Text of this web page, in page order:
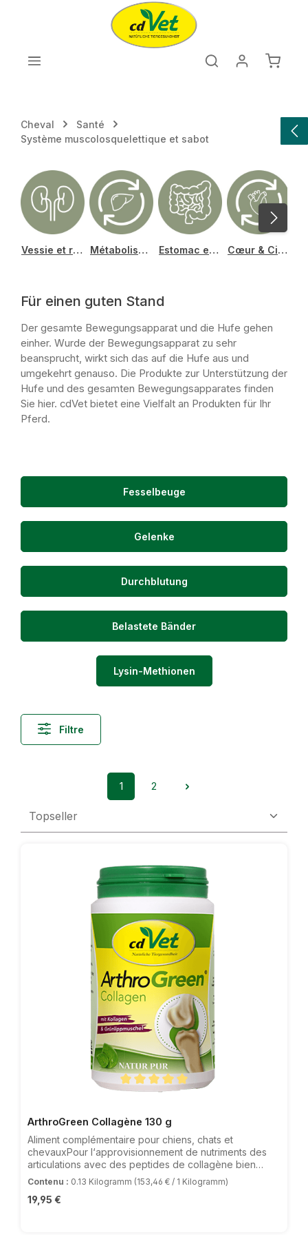
Passer au contenu principal
Le
Cheval
Santé
Système muscolosquelettique et sabot
Vessie et reins Métabolisme & Foie Estomac et intestin Cœur & Circulation
Für einen guten Stand
Der gesamte Bewegungsapparat und die Hufe gehen
einher. Wurde der Bewegungsapparat zu sehr
beansprucht, wirkt sich das auf die Hufe aus und
umgekehrt genauso. Die Produkte zur Unterstützung der
Hufe und des gesamten Bewegungsapparates finden
Sie hier. cdVet bietet eine Vielfalt an Produkten für Ihr
Pferd.
Fesselbeuge
Gelenke
Durchblutung
Belastete Bänder
Lysin-Methionen
Filtre
Page
1
Page
2
Note moyenne de 5 sur 5 étoiles
ArthroGreen Collagène 130 g
Aliment complémentaire pour chiens, chats et
chevauxPour l‘approvisionnement de nutriments des
articulations avec des peptides de collagène bien
assimilables et de la moule verte de Nouvelle-Zélande
(chair de moule non dégraissée), en
poudreArthroGreen Collagène - pour que tout
Contenu : 0.13 Kilogramm (153,46 € / 1 Kilogramm)
Prix régulier :
19,95 €